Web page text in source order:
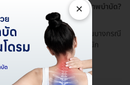
ยงอะไรบ้างจากการทำกายภาพบำบัด?
บำบัดมีความปลอดภัยสูง แต่ในบางกรณี
ายหลังการรักษา ควรปรึกษานัก
ารที่ไม่ปกติ
×